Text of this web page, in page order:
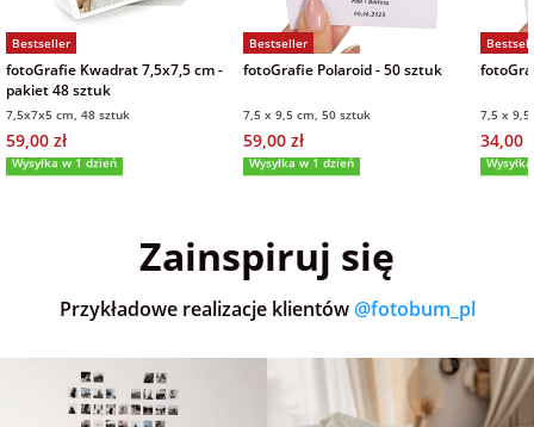
Bestseller
fotoGrafie Kwadrat 7,5x7,5 cm -
pakiet 48 sztuk
7,5x7x5 cm, 48 sztuk
59,00 zł
Wysyłka w 1 dzień
5,0 (36)
Bestseller
fotoGrafie Polaroid - 50 sztuk
7,5 x 9,5 cm, 50 sztuk
59,00 zł
Wysyłka w 1 dzień
5,0 (151)
7,5 x
34,00
5,0
Zainspiruj się
Przykładowe realizacje klientów @fotobum_pl